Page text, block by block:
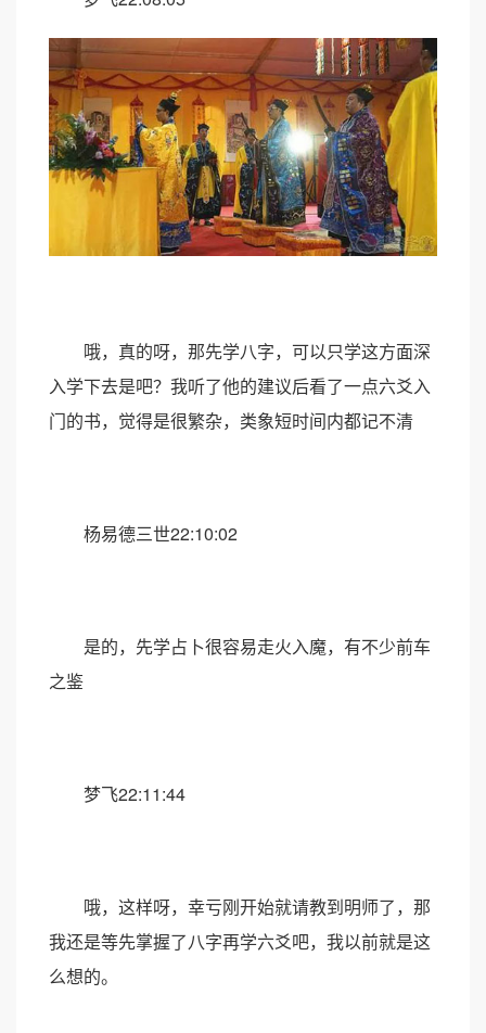
哦，真的呀，那先学八字，可以只学这方面深
入学下去是吧？我听了他的建议后看了一点六爻入
门的书，觉得是很繁杂，类象短时间内都记不清
杨易德三世22:10:02
是的，先学占卜很容易走火入魔，有不少前车
之鉴
梦飞22:11:44
哦，这样呀，幸亏刚开始就请教到明师了，那
我还是等先掌握了八字再学六爻吧，我以前就是这
么想的。